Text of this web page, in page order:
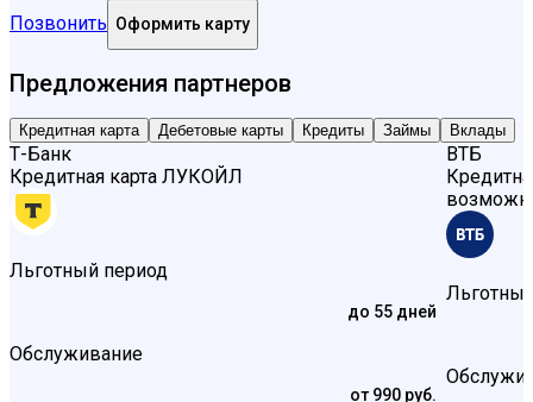
Позвонить Оформить карту
Предложения партнеров
Кредитная карта Дебетовые карты Кредиты Займы Вклады
Т-Банк
Кредитная карта ЛУКОЙЛ
Льготный период
до 55 дней
Обслуживание
от 990 руб.
ВТБ